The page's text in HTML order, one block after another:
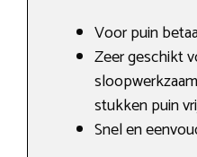
Voor puin
Zeer geschikt
stukken puin
Snel en